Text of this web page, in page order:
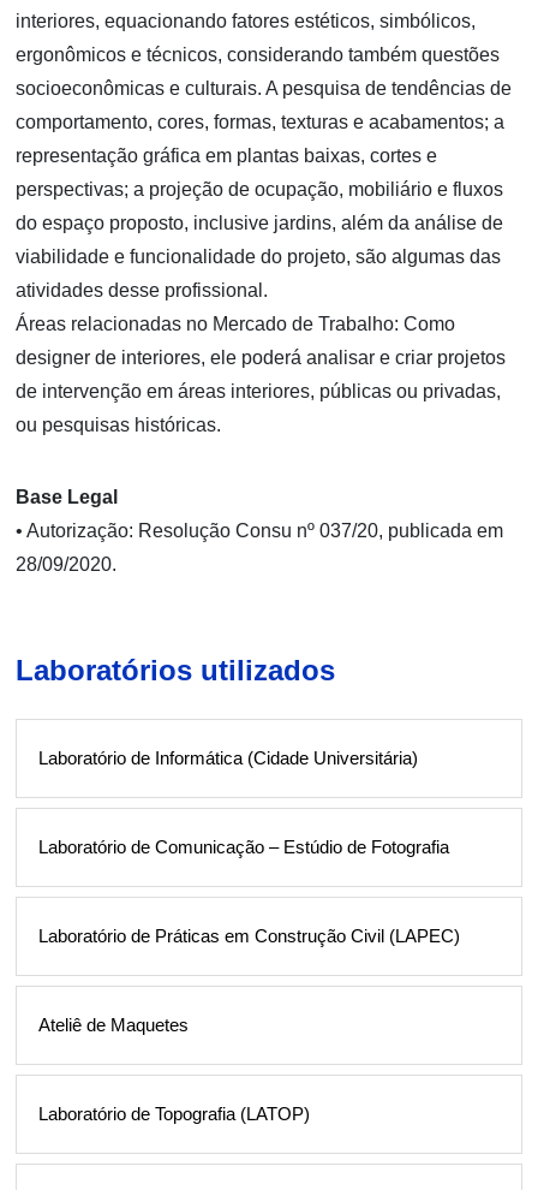
interiores, equacionando fatores estéticos, simbólicos,
ergonômicos e técnicos, considerando também questões
socioeconômicas e culturais. A pesquisa de tendências de
comportamento, cores, formas, texturas e acabamentos; a
representação gráfica em plantas baixas, cortes e
perspectivas; a projeção de ocupação, mobiliário e fluxos
do espaço proposto, inclusive jardins, além da análise de
viabilidade e funcionalidade do projeto, são algumas das
atividades desse profissional.
Áreas relacionadas no Mercado de Trabalho: Como
designer de interiores, ele poderá analisar e criar projetos
de intervenção em áreas interiores, públicas ou privadas,
ou pesquisas históricas.
Base Legal
• Autorização: Resolução Consu nº 037/20, publicada em
28/09/2020.
Laboratórios utilizados
Laboratório de Informática (Cidade Universitária)
Laboratório de Comunicação – Estúdio de Fotografia
Laboratório de Práticas em Construção Civil (LAPEC)
Ateliê de Maquetes
Laboratório de Topografia (LATOP)